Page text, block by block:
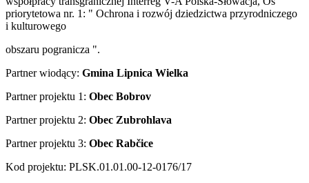
priorytetowa nr. 1: " Ochrona i rozwój dziedzictwa przyrodniczego
i kulturowego
obszaru pogranicza ".
Partner wiodący: Gmina Lipnica Wielka
Partner projektu 1: Obec Bobrov
Partner projektu 2: Obec Zubrohlava
Partner projektu 3: Obec Rabčice
Kod projektu: PLSK.01.01.00-12-0176/17